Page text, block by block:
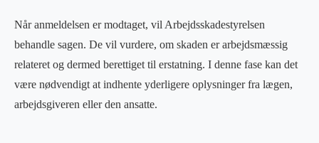
Når anmeldelsen er modtaget, vil Arbejdsskadestyrelsen
behandle sagen. De vil vurdere, om skaden er arbejdsmæssig
relateret og dermed berettiget til erstatning. I denne fase kan det
være nødvendigt at indhente yderligere oplysninger fra lægen,
arbejdsgiveren eller den ansatte.